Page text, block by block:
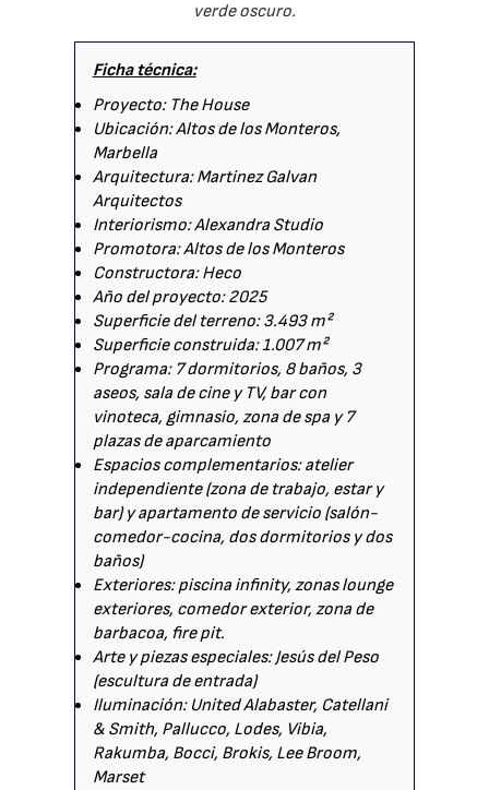
verde oscuro.
Ficha técnica:
Proyecto: The House
Ubicación: Altos de los Monteros,
Marbella
Arquitectura: Martinez Galvan
Arquitectos
Interiorismo: Alexandra Studio
Promotora: Altos de los Monteros
Constructora: Heco
Año del proyecto: 2025
Superficie del terreno: 3.493 m²
Superficie construida: 1.007 m²
Programa: 7 dormitorios, 8 baños, 3
aseos, sala de cine y TV, bar con
vinoteca, gimnasio, zona de spa y 7
plazas de aparcamiento
Espacios complementarios: atelier
independiente (zona de trabajo, estar y
bar) y apartamento de servicio (salón-
comedor-cocina, dos dormitorios y dos
baños)
Exteriores: piscina infinity, zonas lounge
exteriores, comedor exterior, zona de
barbacoa, fire pit.
Arte y piezas especiales: Jesús del Peso
(escultura de entrada)
Iluminación: United Alabaster, Catellani
& Smith, Pallucco, Lodes, Vibia,
Rakumba, Bocci, Brokis, Lee Broom,
Marset